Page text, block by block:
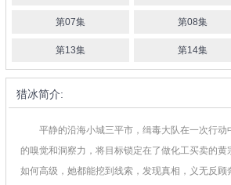
第07集 第08集
第13集 第14集
猎冰简介:
平静的沿海小城三平市，缉毒大队在一次行动
的嗅觉和洞察力，将目标锁定在了做化工买卖的
如何高级，她都能挖到线索，发现真相，义无反